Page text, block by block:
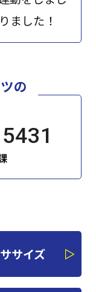
ました！
の
サイズ